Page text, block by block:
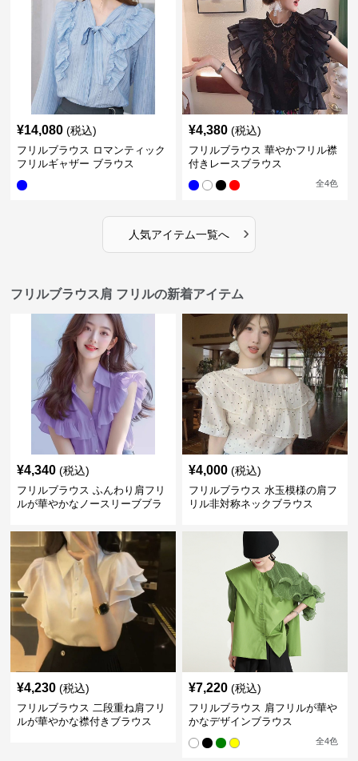
¥14,080 (税込)
フリルブラウス ロマンティック
フリルギャザー ブラウス
¥4,380 (税込)
フリルブラウス 華やかフリル襟
付きレースブラウス
全4色
人気アイテム一覧へ ›
フリルブラウス肩 フリルの新着アイテム
¥4,340 (税込)
フリルブラウス ふんわり肩フリ
ルが華やかなノースリーブブラ
¥4,000 (税込)
フリルブラウス 水玉模様の肩フ
リル非対称ネックブラウス
¥4,230 (税込)
フリルブラウス 二段重ね肩フリ
ルが華やかな襟付きブラウス
¥7,220 (税込)
フリルブラウス 肩フリルが華や
かなデザインブラウス
全4色